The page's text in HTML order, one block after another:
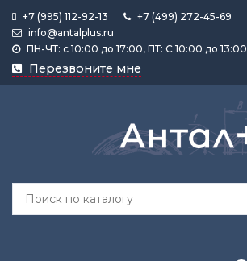
+7 (995) 112-92-13
+7 (499) 272-45-69
info@antalplus.ru
ПН-ЧТ: с 10:00 до 17:00, ПТ: С 10:00 до 13:00
Перезвоните мне
Каталог
продукции
Лента